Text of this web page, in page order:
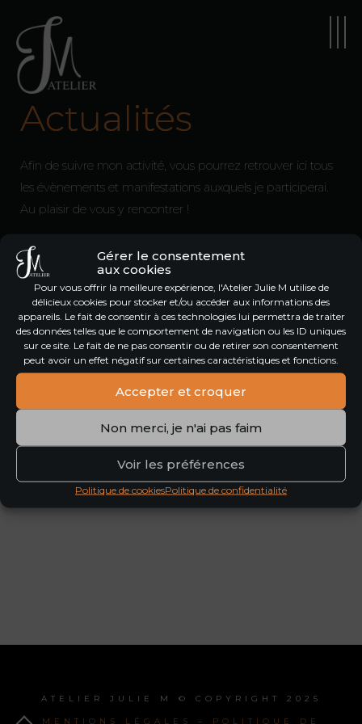
Gérer le consentement
aux cookies
Pour vous offrir la meilleure expérience, l'Atelier Julie M utilise de
délicieux cookies pour stocker et/ou accéder aux informations des
appareils. Le fait de consentir à ces technologies lui permettra de traiter
des données telles que le comportement de navigation ou les ID uniques
sur ce site. Le fait de ne pas consentir ou de retirer son consentement
peut avoir un effet négatif sur certaines caractéristiques et fonctions.
Accepter et croquer
Non merci, je n'ai pas faim
Voir les préférences
Politique de cookiesPolitique de confidentialité
Actualités
Afin de suivre mon activité, vous pourrez retrouver ici tous
les évènements et manifestations auxquels je participerai.
Au plaisir de vous y rencontrer !
13-24 août
Congés d'été
ATELIER JULIE M © COPYRIGHT 2025
MENTIONS LÉGALES – POLITIQUE DE